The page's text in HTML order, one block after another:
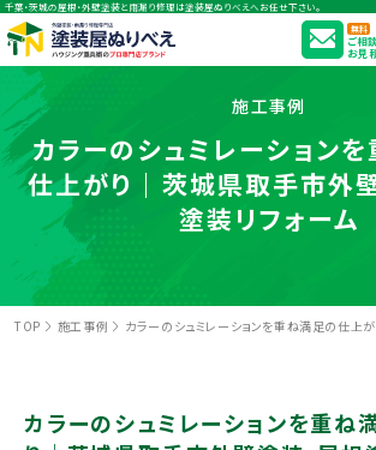
千葉・茨城の屋根・外壁塗装と雨漏り修理は塗装屋ぬりべえへお任せ下さい。
無料
ご相
お見
施工事例
カラーのシュミレーション
仕上がり｜茨城県取手市外
塗装リフォーム
TOP 施工事例 カラーのシュミレーションを重ね満足の仕上
カラーのシュミレーションを重ね